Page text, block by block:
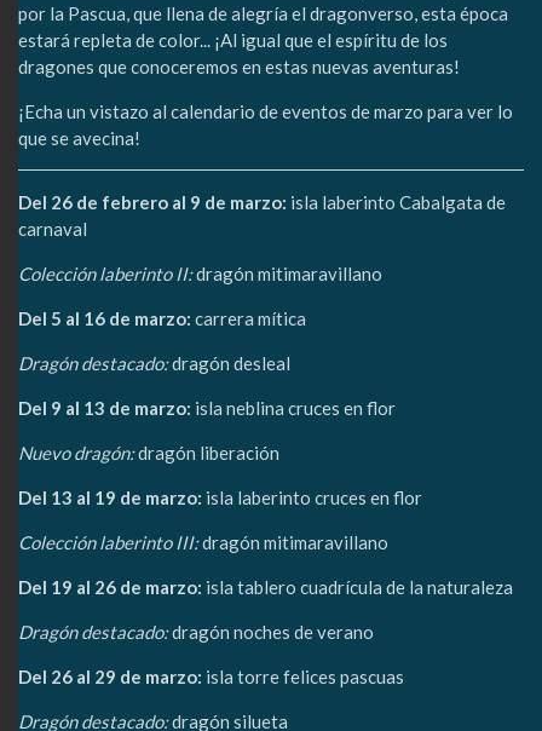
por la Pascua, que llena de alegría el dragonverso, esta época
estará repleta de color... ¡Al igual que el espíritu de los
dragones que conoceremos en estas nuevas aventuras!
¡Echa un vistazo al calendario de eventos de marzo para ver lo
que se avecina!
Del 26 de febrero al 9 de marzo: isla laberinto Cabalgata de
carnaval
Colección laberinto II:dragón mitimaravillano
Del 5 al 16 de marzo: carrera mítica
Dragón destacado:dragón desleal
Del 9 al 13 de marzo: isla neblina cruces en flor
Nuevo dragón:dragón liberación
Del 13 al 19 de marzo: isla laberinto cruces en flor
Colección laberinto III:dragón mitimaravillano
Del 19 al 26 de marzo: isla tablero cuadrícula de la naturaleza
Dragón destacado:dragón noches de verano
Del 26 al 29 de marzo: isla torre felices pascuas
Dragón destacado:dragón silueta